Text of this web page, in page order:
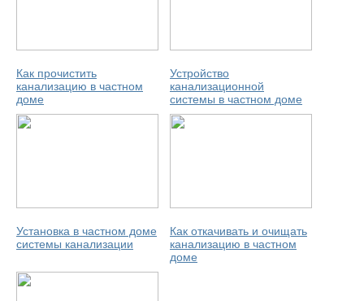
Как прочистить
канализацию в частном
доме
Устройство
канализационной
системы в частном доме
Установка в частном доме
системы канализации
Как откачивать и очищать
канализацию в частном
доме